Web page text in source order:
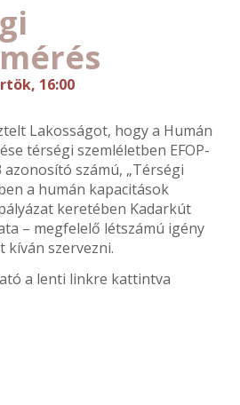
16:00
Lakosságot, hogy a Humán
térségi szemléletben EFOP-
azonosító számú, „Térségi
a humán kapacitások
keretében Kadarkút
– megfelelő létszámú igény
kíván szervezni.
a lenti linkre kattintva